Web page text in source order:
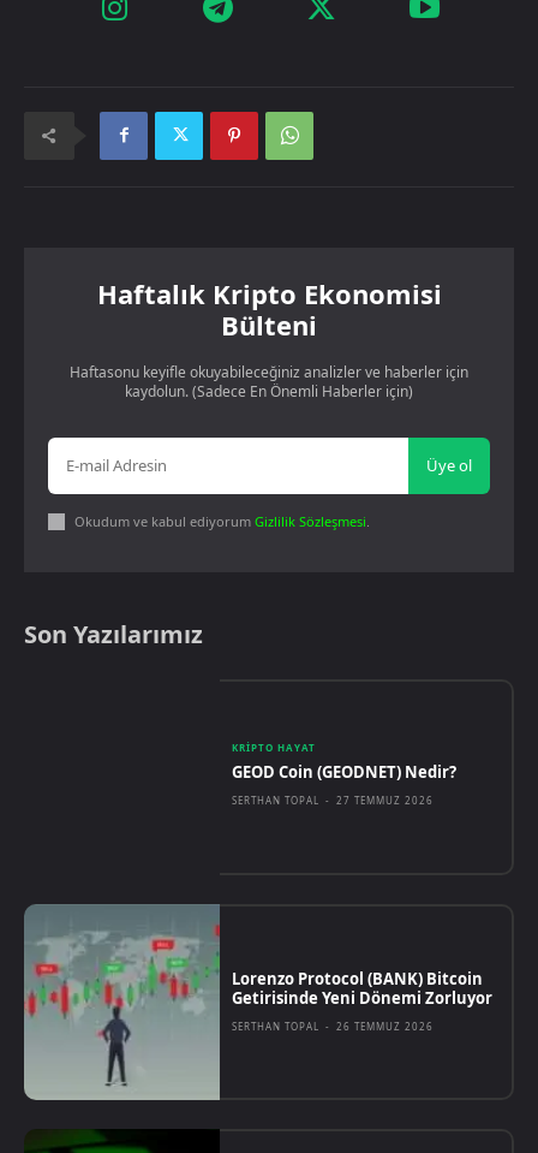
Haftalık Kripto Ekonomisi
Bülteni
Haftasonu keyifle okuyabileceğiniz analizler ve haberler için
kaydolun. (Sadece En Önemli Haberler için)
Üye ol
Okudum ve kabul ediyorum Gizlilik Sözleşmesi
Son Yazılarımız
KRIPTO HAYAT
GEOD Coin (GEODNET) Nedir?
SERTHAN TOPAL - 27 TEMMUZ 2026
Lorenzo Protocol (BANK) Bitcoin
Getirisinde Yeni Dönemi Zorluyor
SERTHAN TOPAL - 26 TEMMUZ 2026